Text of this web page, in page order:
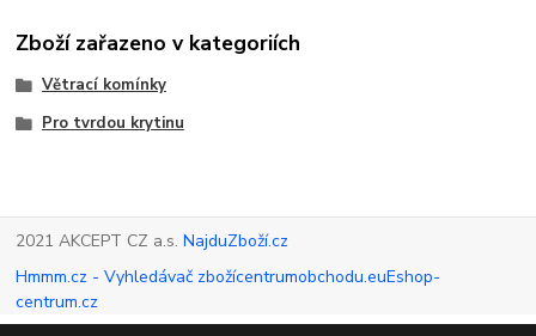
Zboží zařazeno v kategoriích
Větrací komínky
Pro tvrdou krytinu
2021 AKCEPT CZ a.s.NajduZboží.cz
Hmmm.cz - Vyhledávač zbožícentrumobchodu.euEshop-
centrum.cz